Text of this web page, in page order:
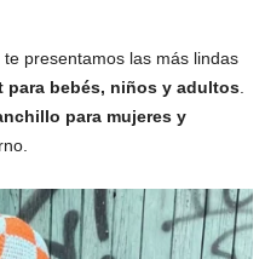
presentamos las más lindas
bebés, niños y adultos
para mujeres y